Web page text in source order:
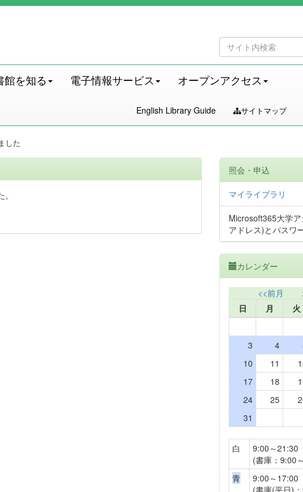
館を知る 電子情報サービス オープンアクセス
English Library Guide サイトマップ
した
照会・申込
マイライブラリ
Microsoft365大学
アドレス)とパスワ
カレンダー
<<前月
日
月 火
3
4
10
11
17
18
24
25
31
白
9:00～21:30
(書庫：9:00
青
9:00～17:00
(書庫(平日)